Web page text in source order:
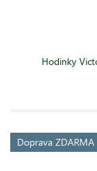
Hodinky
Doprava ZDARMA